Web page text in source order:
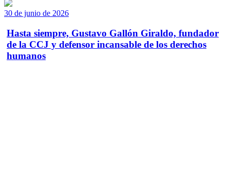
30 de junio de 2026
Hasta siempre, Gustavo Gallón Giraldo, fundador
de la CCJ y defensor incansable de los derechos
humanos